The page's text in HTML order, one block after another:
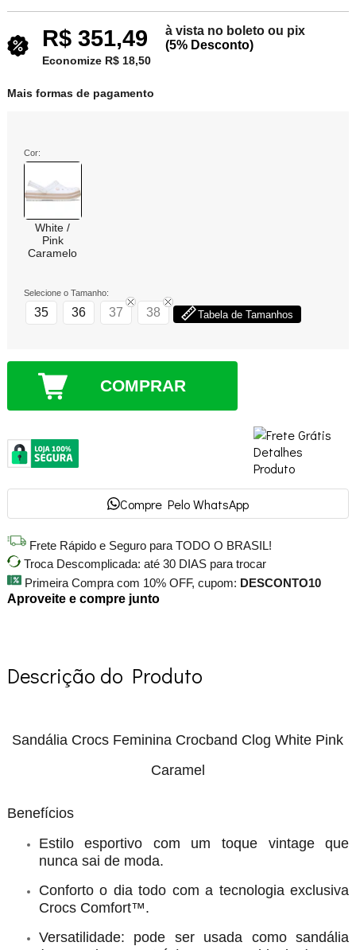
R$ 351,49
à vista no boleto ou pix
(5% Desconto)
Economize R$ 18,50
Mais formas de pagamento
Cor:
White /
Pink
Caramelo
Selecione o Tamanho:
35 36 37 38 Tabela de Tamanhos
COMPRAR
Compre Pelo WhatsApp
Frete Rápido e Seguro para TODO O BRASIL!
Troca Descomplicada: até 30 DIAS para trocar
Primeira Compra com 10% OFF, cupom: DESCONTO10
Aproveite e compre junto
Descrição do Produto
Sandália Crocs Feminina Crocband Clog White Pink
Caramel
Benefícios
Estilo esportivo com um toque vintage que
nunca sai de moda.
Conforto o dia todo com a tecnologia exclusiva
Crocs Comfort™.
Versatilidade: pode ser usada como sandália